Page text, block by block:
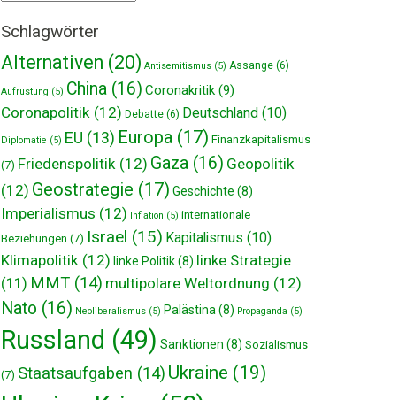
Schlagwörter
Alternativen (20) Antisemitismus (5) Assange (6)
Aufrüstung (5) China (16) Coronakritik (9)
Coronapolitik (12) Debatte (6) Deutschland (10)
Diplomatie (5) EU (13) Europa (17) Finanzkapitalismus
(7) Friedenspolitik (12) Gaza (16) Geopolitik
(12) Geostrategie (17) Geschichte (8)
Imperialismus (12) Inflation (5) internationale
Beziehungen (7) Israel (15) Kapitalismus (10)
Klimapolitik (12) linke Politik(8) linke Strategie
(11) MMT (14) multipolare Weltordnung (12)
Nato (16) Neoliberalismus (5) Palästina (8) Propaganda (5)
Russland (49) Sanktionen (8) Sozialismus
(7) Staatsaufgaben (14) Ukraine (19)